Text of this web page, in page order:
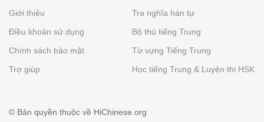
Giới thiệu
Điều khoản sử dụng
Chính sách bảo mật
Trợ giúp
Tra nghĩa hán tự
Bộ thủ tiếng Trung
Từ vựng Tiếng Trung
Học tiếng Trung & Luyện thi HSK
© Bản quyền thuộc về HiChinese.org